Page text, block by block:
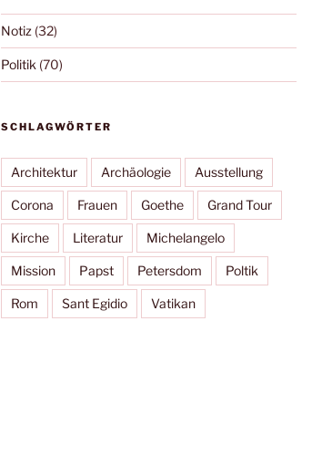
Notiz (32)
Politik (70)
SCHLAGWÖRTER
Architektur Archäologie Ausstellung
Corona Frauen Goethe Grand Tour
Kirche Literatur Michelangelo
Mission Papst Petersdom Poltik
Rom Sant Egidio Vatikan